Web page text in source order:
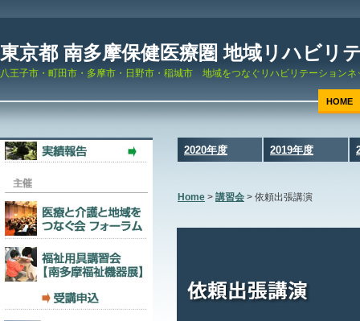
東京都 南多摩保健医療圏 地域リハビリ
八王子市・町田市・多摩市・日野市・稲城市 地域をつなぐリハビリテーションネ
HOME
2020年度 2019年度
Home > 講習会 > 依頼出張講演